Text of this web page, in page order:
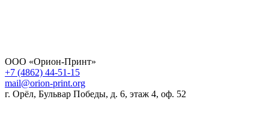
ООО «Орион-Принт»
+7 (4862) 44-51-15
mail@orion-print.org
г. Орёл, Бульвар Победы, д. 6, этаж 4, оф. 52